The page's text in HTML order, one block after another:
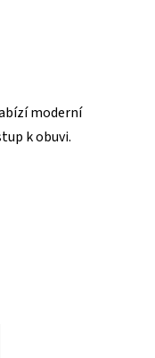
moderní
k obuvi.